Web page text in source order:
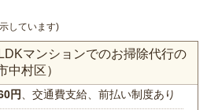
しています)
マンションでのお掃除代行の
中村区）
円、交通費支給、前払い制度あり